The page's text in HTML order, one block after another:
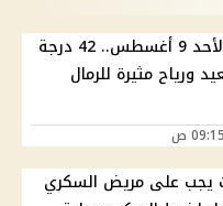
درجات الحرارة اليوم الأحد 9 أغسطس.. 42 درجة
مثيرة للرمال
يجب على مريض السكري